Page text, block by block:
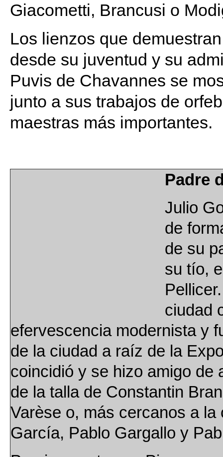
Giacometti, Brancusi o
Los lienzos que
desde su juventud y su
Puvis de Chavannes se
junto a sus trabajos de
maestras más importantes.
Padre
Julio
de
de su
su tío,
ciudad
efervescencia modernista y
de la ciudad a raíz de la
coincidió y se hizo amigo de
de la talla de Constantin
Varèse o, más cercanos a
García, Pablo Gargallo y